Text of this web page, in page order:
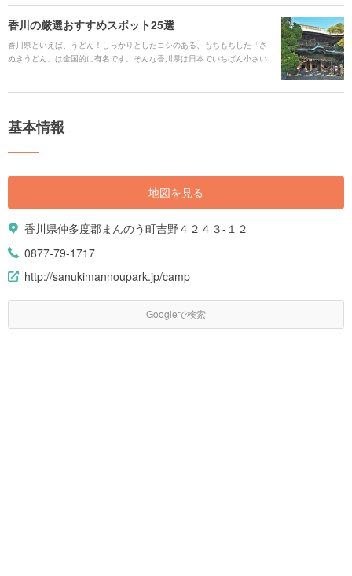
香川の厳選おすすめスポット25選
香川県といえば、うどん！しっかりとしたコシのある、もちもちした「さ
ぬきうどん」は全国的に有名です。そんな香川県は日本でいちばん小さい
基本情報
地図を見る
香川県仲多度郡まんのう町吉野４２４３-１２
0877-79-1717
http://sanukimannoupark.jp/camp
Googleで検索